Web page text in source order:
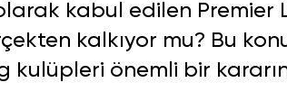
kabul edilen Premier
kalkıyor mu? Bu
kulüpleri önemli bir